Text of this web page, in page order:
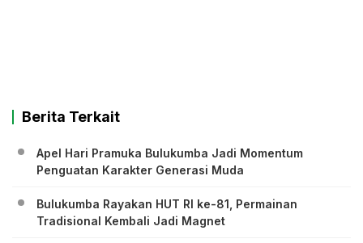
Berita Terkait
Apel Hari Pramuka Bulukumba Jadi Momentum
Penguatan Karakter Generasi Muda
Bulukumba Rayakan HUT RI ke-81, Permainan
Tradisional Kembali Jadi Magnet